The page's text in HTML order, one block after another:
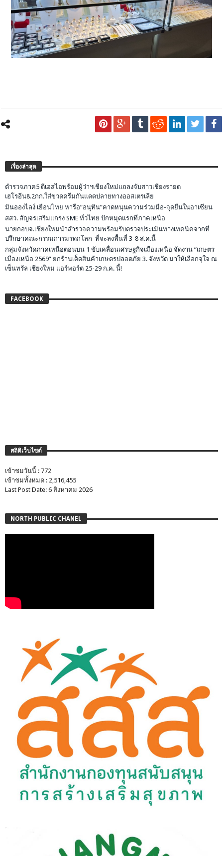
เรื่องล่าสุด
ตำรวจภาค5 ดีเอสไอพร้อมผู้ว่าฯเชียงใหม่แถลงจับสาวเชียงรายด
เฮโรอีน8.2กก.ใส่ขวดครีมกันแดดปลายทางออสเตรเลีย
มินอองไลง์ เยือนไทย หารือ”อนุทิน”คาดหนุนความร่วมมือ-จุดยืนในอาเซียน
สสว. สัญจรเสริมแกร่ง SME ทั่วไทย ปักหมุดแรกที่ภาคเหนือ
นายกอบจ.เชียงใหม่นำสำรวจความพร้อมรับตรวจประเมินทางเทคนิคจากที่
ปรึกษาคณะกรรมการมรดกโลก ที่จะลงพื้นที่ 3-8 ส.ค.นี้
กลุ่มจังหวัดภาคเหนือตอนบน 1 ขับเคลื่อนเศรษฐกิจเมืองเหนือ จัดงาน “เกษตร
เมืองเหนือ 2569” ยกร้านเด็ดสินค้าเกษตรปลอดภัย 3. จังหวัด มาให้เลือกจุใจ ณ
เซ็นทรัล เชียงใหม่ แอร์พอร์ต 25-29 ก.ค. นี้!
FACEBOOK
สถิติเว็บไซต์
เข้าชมวันนี้ : 772
เข้าชมทั้งหมด : 2,516,455
Last Post Date: 6 สิงหาคม 2026
NORTH PUBLIC CHANEL